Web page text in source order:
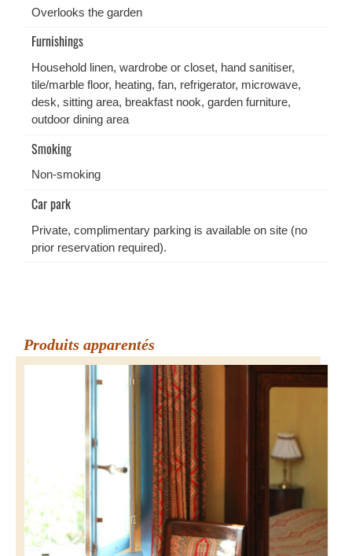
Overlooks the garden
Furnishings
Household linen, wardrobe or closet, hand sanitiser,
tile/marble floor, heating, fan, refrigerator, microwave,
desk, sitting area, breakfast nook, garden furniture,
outdoor dining area
Smoking
Non-smoking
Car park
Private, complimentary parking is available on site (no
prior reservation required).
Produits apparentés